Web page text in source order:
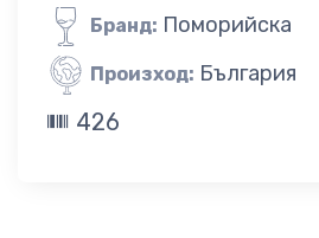
Бранд: Поморийска
Произход: България
426